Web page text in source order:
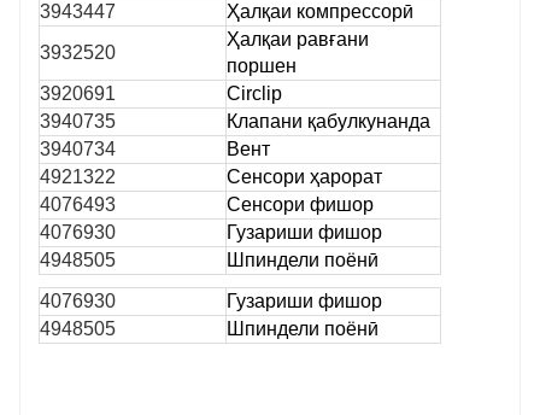
3943447
Ҳалқаи компрессорӣ
3932520
Ҳалқаи равғани
поршен
3920691
Circlip
3940735
Клапани қабулкунанда
3940734
Вент
4921322
Сенсори ҳарорат
4076493
Сенсори фишор
4076930
Гузариши фишор
4948505
Шпиндели поёнӣ
4076930
Гузариши фишор
4948505
Шпиндели поёнӣ